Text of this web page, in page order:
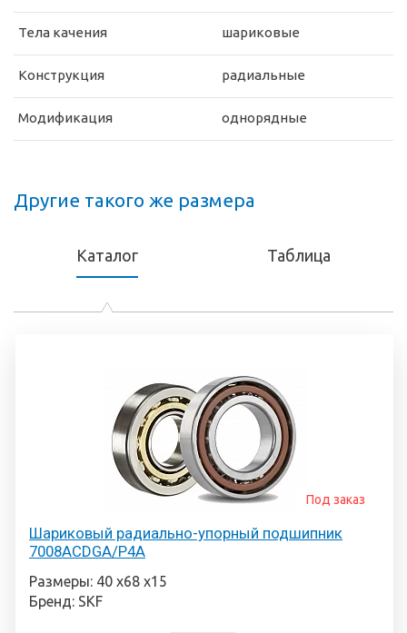
Тела качения шариковые
Конструкция радиальные
Модификация однорядные
Другие такого же размера
Каталог Таблица
Шариковый радиально-упорный подшипник
7008ACDGA/P4A
Под заказ
Размеры: 40 х68 х15
Бренд: SKF